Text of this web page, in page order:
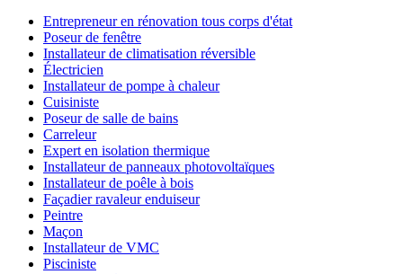
Entrepreneur en rénovation tous corps d'état
Poseur de fenêtre
Installateur de climatisation réversible
Électricien
Installateur de pompe à chaleur
Cuisiniste
Poseur de salle de bains
Carreleur
Expert en isolation thermique
Installateur de panneaux photovoltaïques
Installateur de poêle à bois
Façadier ravaleur enduiseur
Peintre
Maçon
Installateur de VMC
Pisciniste